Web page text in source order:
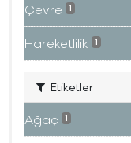
Çevre 1
Hareketlilik 1
Etiketler
Ağaç 1